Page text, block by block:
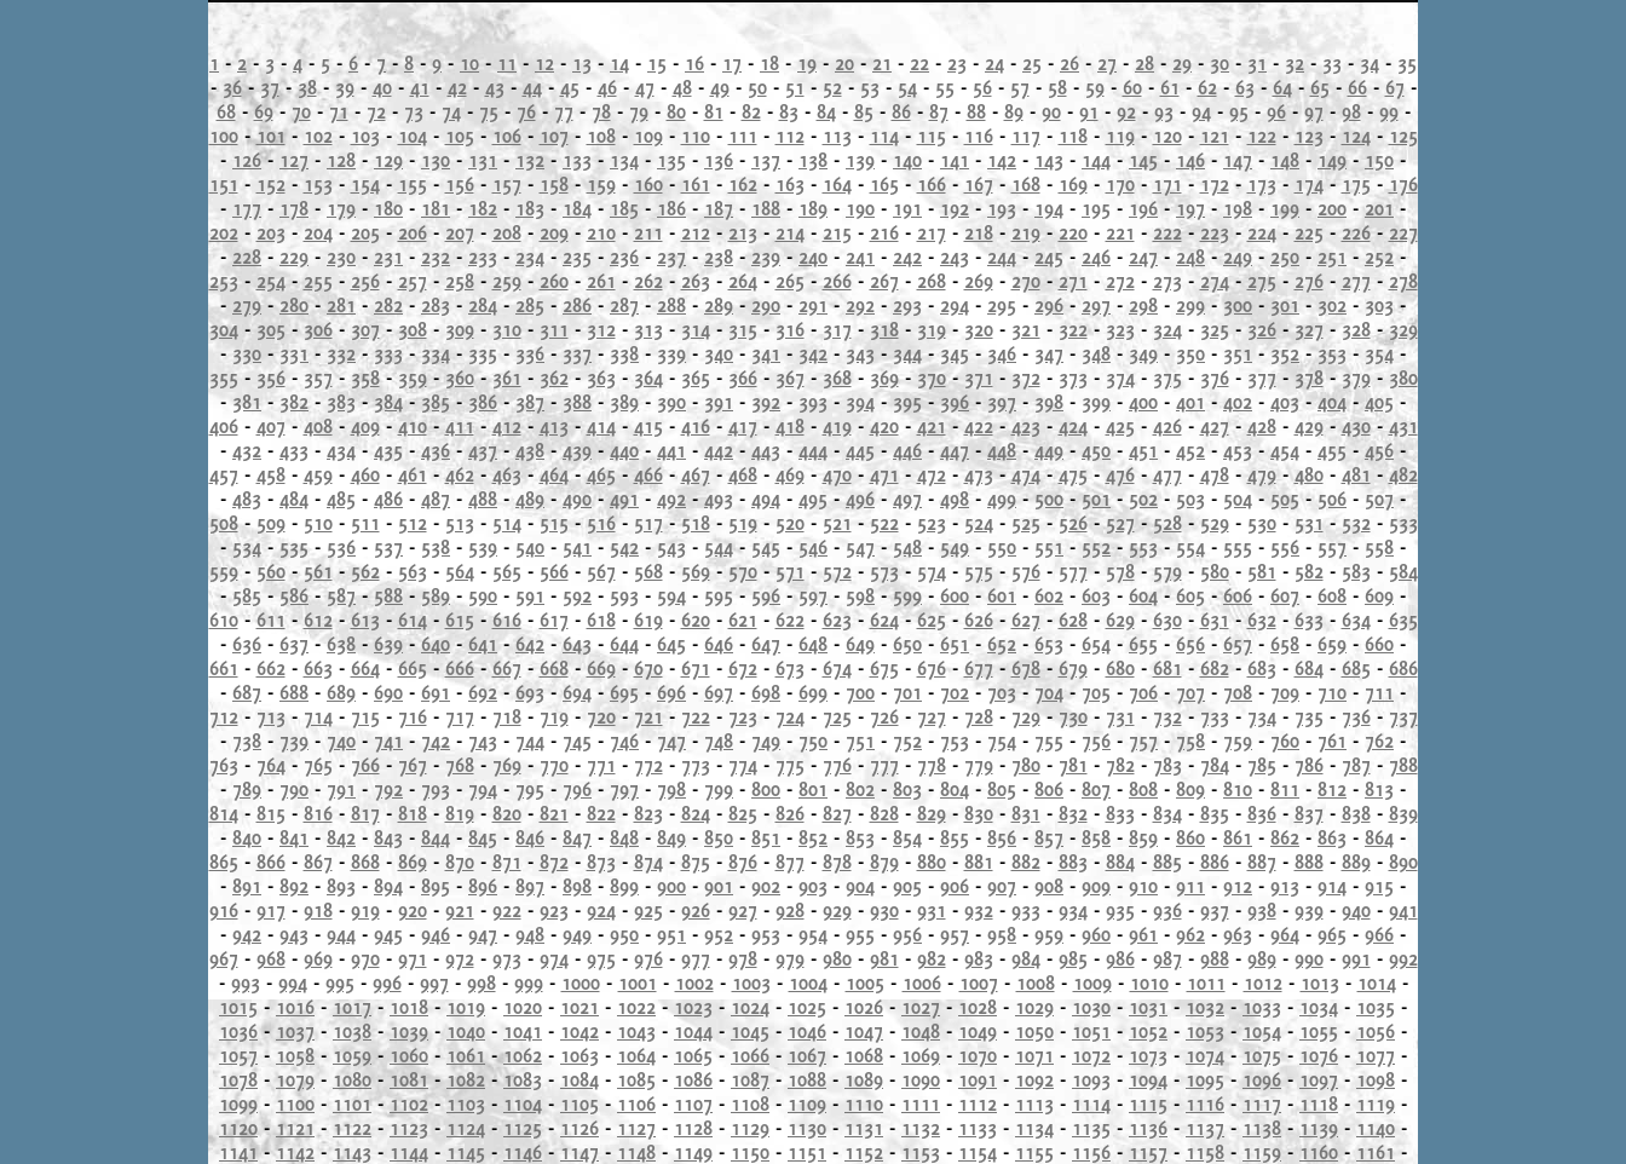
1 -2- 3- 4- 5 - 6-7 -8-9- 10 - 11- 12 - 13 - 14 - 15 - 16 - 17 - 18 - 19 - 20 - 21 - 22 - 23 - 24 - 25 - 26 - 27 - 28 - 29 - 30 - 31 - 32 - 33 - 34 - 35
- 36-37-38- 39- 40- 41 - 42- 43 - 44-45 - 46- 47 - 48- 49- 50- 51 - 52- 53 - 54- 55 - 56- 57 - 58- 59- 60- 61 - 62- 63-64-65- 66- 67 -
68-69-70- 71 - 72- 73 - 74- 75 - 76-77 - 78- 79- 80- 81 - 82- 83 - 84- 85 - 86- 87 - 88- 89- 90- 91 - 92- 93 - 94- 95 - 96- 97 - 98- 99-
100-101- 102- 103 -104- 105 - 106- 107- 108- 109- 110- 111 - 112- 113 - 114- 115 - 116- 117 - 118- 119-120- 121 -122-123 -124- 125
- 126- 127 - 128 - 129 - 130 - 131 - 132- 133 - 134 - 135 - 136 - 137 - 138 - 139 - 140 - 141 - 142 - 143 - 144- 145 - 146- 147- 148 - 149- 150 -
151 - 152- 153 - 154- 155 - 156- 157 - 158-159- 160- 161 - 162- 163 - 164- 165 - 166- 167 - 168- 169- 170- 171-172- 173 - 174-175 -176
- 177 - 178 - 179 - 180 - 181 -182 - 183 -184- 185 - 186 - 187 - 188 - 189 - 190 - 191 - 192 - 193 - 194 - 195 - 196-197 - 198 - 199 - 200-201-
202- 203 - 204- 205- 206- 207 - 208- 209- 210- 211 - 212- 213- 214- 215 - 216- 217 - 218- 219-220- 221 - 222-223 - 224- 225 - 226- 227
- 228 - 229 - 230 - 231 - 232 - 233 - 234 - 235 - 236 - 237 - 238 -239 - 240 - 241 - 242 - 243 -244 - 245- 246 - 247 - 248-249- 250 - 251 - 252 -
253- 254-255 - 256- 257 - 258- 259- 260- 261 - 262- 263- 264- 265-266- 267 - 268- 269- 270- 271 - 272- 273 - 274-275- 276- 277 - 278
- 279-280- 281 - 282 - 283 - 284 -285 - 286 - 287 - 288 - 289-290 - 291 - 292 - 293 - 294 - 295 - 296- 297 - 298 - 299 - 300 - 301 - 302 - 303 -
304- 305 -306- 307 -308- 309- 310- 311 - 312- 313 - 314- 315- 316-317 - 318- 319- 320- 321 - 322- 323 - 324- 325 - 326-327-328-329
-330 -331 - 332- 333-334- 335 - 336- 337 - 338 - 339 - 340- 341 - 342 - 343 - 344- 345 - 346 - 347 - 348 - 349 - 350 - 351 -352 -353 - 354-
355 - 356- 357- 358-359-360-361 - 362- 363 - 364- 365 - 366- 367 - 368- 369- 370- 371 - 372- 373 - 374- 375- 376- 377- 378-379- 380
- 381 - 382 - 383- 384-385- 386-387- 388 - 389 - 390 - 391 - 392 - 393 - 394- 395- 396 - 397 - 398 - 399 - 400 - 401 - 402 - 403-404- 405-
406- 407-408- 409- 410-411-412- 413 - 414-415 - 416- 417 - 418- 419- 420-421-422-423 -424- 425 - 426- 427- 428- 429-430-431
- 432 - 433 - 434- 435-436- 437-438-439 - 440- 441 - 442- 443 - 444 - 445 - 446 -447 - 448-449- 450 - 451 - 452 - 453 -454 - 455 - 456 -
457 - 458- 459- 460- 461 -462- 463-464-465- 466-467 - 468- 469- 470- 471 - 472-473-474-475-476- 477 - 478-479- 480- 481 -482
- 483 - 484 - 485 - 486 - 487 - 488 -489 -490-491 - 492 - 493 - 494 - 495 -496 - 497 - 498 - 499 -500-501- 502- 503 - 504 - 505- 506 - 507-
508- 509- 510- 511 - 512- 513 - 514-515-516- 517-518- 519- 520- 521 - 522- 523 - 524- 525 - 526-527 -528-529- 530- 531- 532- 533
-534-535 - 536 - 537 - 538 - 539 - 540 - 541 - 542 - 543 - 544- 545 - 546 - 547 - 548 - 549 - 550 - 551 - 552- 553- 554 - 555 - 556 - 557- 558 -
559- 560-561 -562- 563 - 564- 565 - 566- 567 - 568- 569-570-571 -572- 573 - 574- 575 - 576-577- 578- 579- 580- 581 - 582- 583 - 584
-585 - 586- 587-588 - 589 - 590 - 591 - 592 - 593 - 594 - 595-596 -597 - 598 -599 - 600 - 601 - 602 - 603 - 604- 605 -606 - 607 - 608 - 609 -
610-611 - 612-613 - 614- 615 -616- 617 - 618- 619- 620- 621 - 622- 623 - 624-625- 626- 627 - 628- 629- 630- 631-632- 633- 634- 635
- 636 - 637-638 - 639-640 - 641 -642 -643 - 644 - 645 - 646 - 647 - 648 - 649 - 650 - 651 - 652 - 653 - 654 - 655 - 656 - 657 - 658 - 659 - 660 -
661 - 662- 663 - 664-665 - 666-667 - 668-669- 670- 671 - 672- 673 - 674- 675 - 676- 677-678- 679- 680- 681 - 682- 683 - 684- 685 - 686
- 687 - 688 - 689 - 690 - 691 - 692 - 693 -694 -695 - 696 - 697 - 698 - 699 - 700 - 701 - 702 -703 - 704 - 705 - 706 - 707 - 708 - 709 - 710 - 711 -
712- 713 - 714- 715 - 716- 717 - 718- 719- 720- 721- 722- 723 - 724- 725 - 726- 727 - 728- 729- 730- 731 - 732- 733 - 734- 735 - 736- 737
- 738 - 739 - 740 - 741 - 742 - 743 - 744 - 745 - 746-747 - 748 - 749 - 750 - 751 - 752 - 753 - 754 - 755 - 756 - 757 -758 - 759 - 760 - 761 - 762 -
763 - 764- 765 - 766- 767 - 768- 769- 770- 771 - 772- 773 - 774- 775 - 776- 777 - 778- 779- 780- 781 - 782- 783 - 784- 785 - 786- 787 - 788
- 789 - 790 - 791 - 792 - 793 - 794 - 795 - 796 - 797 - 798 - 799 - 800 - 801 - 802 - 803 - 804 - 805 - 806 - 807 - 808 - 809 - 810 - 811 - 812 - 813 -
814- 815 - 816- 817 - 818- 819- 820- 821 - 822- 823 - 824- 825 - 826- 827 - 828- 829- 830- 831 - 832- 833 - 834- 835 - 836- 837 - 838- 839
- 840 - 841 - 842 - 843 - 844 - 845 - 846 - 847 - 848 - 849 - 850 - 851 - 852 - 853 - 854 - 855 - 856 - 857 - 858 - 859 - 860 - 861 - 862 - 863 - 864 -
865 - 866- 867 - 868- 869- 870- 871 - 872- 873 - 874- 875 - 876- 877 - 878- 879- 880- 881 - 882- 883 - 884- 885 - 886- 887 - 888- 889- 890
- 891 - 892 - 893 - 894 - 895 - 896 - 897 - 898 - 899 - 900 - 901 - 902 - 903 - 904 - 905 - 906 - 907 - 908 - 909 - 910 - 911 - 912 - 913 - 914 - 915 -
916- 917 - 918- 919- 920- 921 - 922- 923 - 924- 925 - 926- 927 - 928- 929- 930- 931 - 932- 933 - 934- 935 - 936- 937 - 938- 939- 940- 941
- 942 - 943 - 944 - 945 - 946 - 947 - 948 - 949 - 950 - 951 - 952 - 953 - 954 - 955 - 956 - 957 - 958 - 959 - 960 - 961 - 962 - 963 - 964 - 965 - 966 -
967 - 968- 969- 970- 971 - 972- 973 - 974- 975 - 976- 977 - 978- 979- 980- 981 - 982- 983 - 984- 985 - 986- 987 - 988- 989- 990- 991 - 992
- 993 - 994- 995 - 996- 997 - 998- 999- 1000- 1001 - 1002- 1003 - 1004- 1005 - 1006- 1007 - 1008- 1009- 1010- 1011 - 1012- 1013 - 1014-
1015 -1016- 1017- 1018-1019 - 1020 - 1021 - 1022 -1023- 1024 - 1025 - 1026 -1027-1028 - 1029 - 1030 - 1031 -1032-1033 - 1034 - 1035 -
1036- 1037-1038-1039-1040 - 1041 - 1042 - 1043 - 1044 - 1045 - 1046 - 1047 - 1048 - 1049 - 1050 - 1051 - 1052 - 1053 -1054 - 1055 -1056 -
1057 - 1058 - 1059 -1060 - 1061-1062 - 1063 - 1064 - 1065 - 1066 - 1067 - 1068 - 1069 - 1070 - 1071 - 1072 - 1073 - 1074 - 1075- 1076 - 1077 -
1078 - 1079- 1080 - 1081-1082 -1083 - 1084 - 1085 - 1086 - 1087 - 1088 - 1089 - 1090 - 1091 - 1092 - 1093 - 1094 - 1095- 1096 - 1097 - 1098 -
1099 - 1100 - 1101-1102-1103 - 1104 - 1105 - 1106 - 1107 - 1108 - 1109 - 1110 - 1111 - 1112 - 1113 - 1114 - 1115 - 1116 - 1117 -1118 - 1119 -
1120 -1121 - 1122 - 1123 - 1124 -1125-1126 - 1127 - 1128 - 1129 - 1130 - 1131 - 1132 - 1133 - 1134 - 1135 - 1136 - 1137 - 1138 -1139 - 1140 -
1141-1142 -1143 - 1144 - 1145 - 1146 - 1147 - 1148 - 1149 - 1150 - 1151 - 1152 - 1153 - 1154 - 1155 - 1156 - 1157 - 1158 - 1159 - 1160 -1161 -